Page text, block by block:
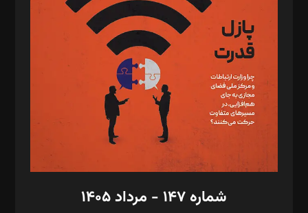
تحریریه‌: مجتبی محمود‌ی، آرش برهمند، یسنا امان‌پور، سروش کرمیان،
مصطفی مسجدی آرانی، ابوالفضل رجبی، زهرا فکرانه، فائزه فتحی
رستمی،مصطفی باستان
ویرایش: نگار استاد‌‌آقا
طراح یونیفرم: مجید توکلی
فیلمبرداری و عکاسی: امیر شفیعی، مانی لطفی زاده
گرافیک و صفحه‌آرایی: سید‌سبحان‌علی ثابت
مد‌یر توسعه تجاری: کامبیز برید‌
امور مالی: شاپور رهبری، محمد‌ کاظمی‌نیا
شماره ۱۴۷ - مرداد ۱۴۰۵